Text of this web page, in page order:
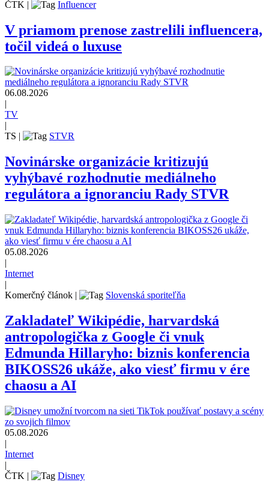
ČTK | Influencer
V priamom prenose zastrelili influencera,
točil videá o luxuse
06.08.2026
|
TV
|
TS | STVR
Novinárske organizácie kritizujú
vyhýbavé rozhodnutie mediálneho
regulátora a ignoranciu Rady STVR
05.08.2026
|
Internet
|
Komerčný článok | Slovenská sporiteľňa
Zakladateľ Wikipédie, harvardská
antropologička z Google či vnuk
Edmunda Hillaryho: biznis konferencia
BIKOSS26 ukáže, ako viesť firmu v ére
chaosu a AI
05.08.2026
|
Internet
|
ČTK | Disney